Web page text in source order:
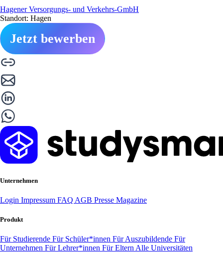
Hagener Versorgungs- und Verkehrs-GmbH
Standort: Hagen
Jetzt bewerben
Unternehmen
Login Impressum FAQ AGB Presse Magazine
Produkt
Für Studierende Für Schüler*innen Für Auszubildende Für
Unternehmen Für Lehrer*innen Für Eltern Alle Universitäten